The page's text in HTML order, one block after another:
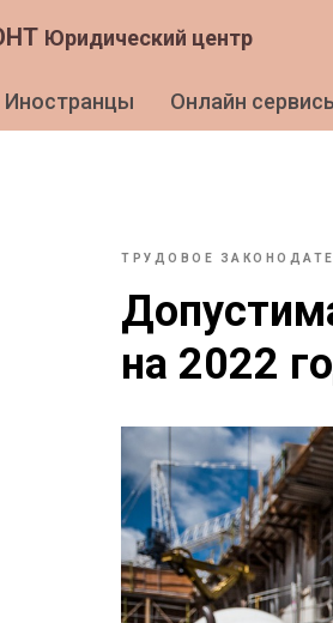
Юридический центр
Иностранцы Онлайн
ТРУДОВОЕ
на 2022